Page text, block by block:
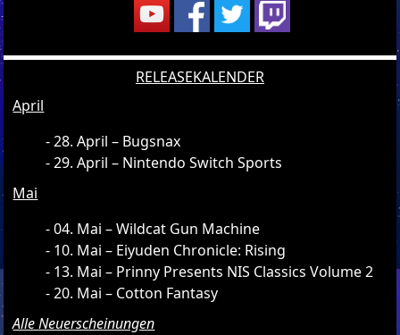
RELEASEKALENDER
April
28. April – Bugsnax
29. April – Nintendo Switch Sports
Mai
04. Mai – Wildcat Gun Machine
10. Mai – Eiyuden Chronicle: Rising
13. Mai – Prinny Presents NIS Classics Volume 2
20. Mai – Cotton Fantasy
Alle Neuerscheinungen